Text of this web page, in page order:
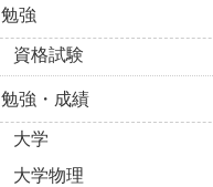
勉強
資格試験
勉強・成績
大学
大学物理